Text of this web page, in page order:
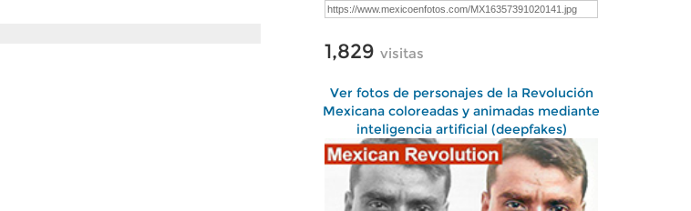
1,829 visitas
Ver fotos de personajes de la Revolución
Mexicana coloreadas y animadas mediante
inteligencia artificial (deepfakes)